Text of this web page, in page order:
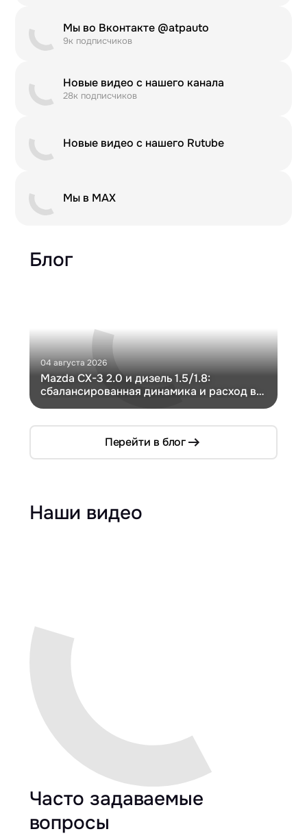
Мы во Вконтакте @atpauto
9к подписчиков
Новые видео с нашего канала
28к подписчиков
Новые видео с нашего Rutube
Мы в MAX
Блог
04 августа 2026
Mazda CX-3 2.0 и дизель 1.5/1.8:
сбалансированная динамика и расход в
Перейти в блог
Наши видео
Часто задаваемые
вопросы